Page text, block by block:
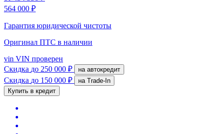
564 000 ₽
Гарантия юридической чистоты
Оригинал ПТС в наличии
vin VIN проверен
Скидка до 250 000 ₽ на автокредит
Скидка до 150 000 ₽
на Trade-In
Купить в кредит